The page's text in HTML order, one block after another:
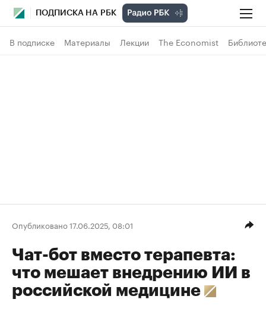
ПОДПИСКА НА РБК
В подписке Материалы Лекции The Economist
Опубликовано 17.06.2025, 08:01
Чат-бот вместо терапевта:
что мешает внедрению ИИ в
российской медицине